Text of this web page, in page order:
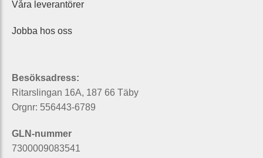
Våra leverantörer
Jobba hos oss
Besöksadress:
Ritarslingan 16A, 187 66 Täby
Orgnr: 556443-6789
GLN-nummer
7300009083541